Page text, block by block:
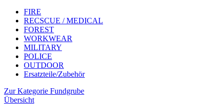
FIRE
RECSCUE / MEDICAL
FOREST
WORKWEAR
MILITARY
POLICE
OUTDOOR
Ersatzteile/Zubehör
Zur Kategorie Fundgrube
Übersicht